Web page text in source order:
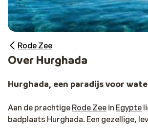
Rode Zee
Over Hurghada
Hurghada, een paradijs voor
Aan de prachtige Rode Zee in Egypte
badplaats Hurghada. Een gezellige,